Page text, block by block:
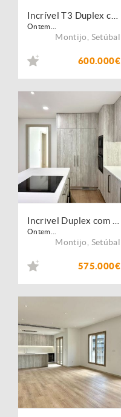
Ontem...
Montijo Setúbal
600.000€
Ontem...
Montijo Setúbal
575.000€